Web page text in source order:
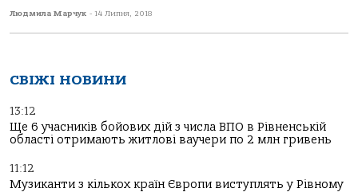
Людмила Марчук - 14 Липня, 2018
СВІЖІ НОВИНИ
13:12
Ще 6 учасників бойових дій з числа ВПО в Рівненській
області отримають житлові ваучери по 2 млн гривень
11:12
Музиканти з кількох країн Європи виступлять у Рівному